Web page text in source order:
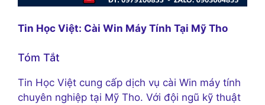
Tin Học Việt: Cài Win Máy Tính Tại Mỹ Tho
Tóm Tắt
Tin Học Việt cung cấp dịch vụ cài Win máy tính
chuyên nghiệp tại Mỹ Tho. Với đội ngũ kỹ thuật